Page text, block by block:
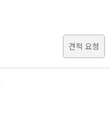
견적 요청